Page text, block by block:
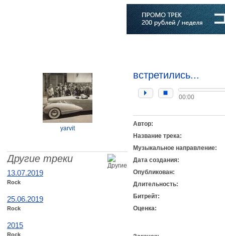
yarvit
Другие треки
13.07.2019
Rock
25.06.2019
Rock
2015
Rock
встретились...
00:00
Автор:
Название трека:
Музыкальное направление:
Дата создания:
Опубликован:
Длительность:
Битрейт:
Оценка: